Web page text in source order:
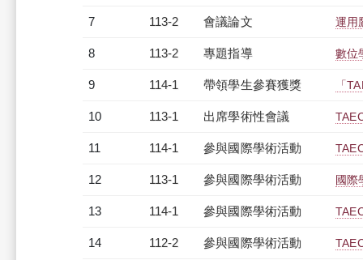
7 113-2 會議論文 運用
8 113-2 專題指導 數位
9 114-1 帶領學生參賽獲獎 「
10 113-1 出席學術性會議
11 114-1 參與國際學術活動
12 113-1 參與國際學術活動 國際
13 114-1 參與國際學術活動
14 112-2 參與國際學術活動